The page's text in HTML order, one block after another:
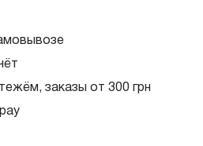
заказы от 300 грн